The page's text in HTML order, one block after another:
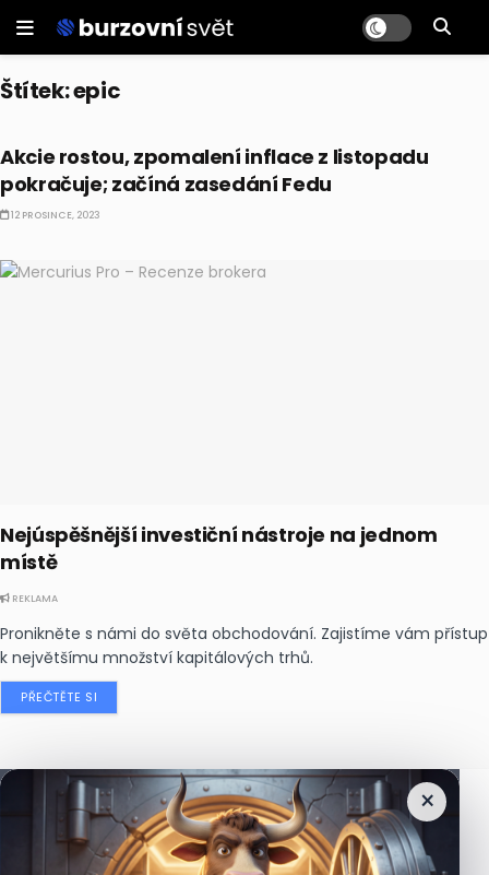
Štítek:epic
Akcie rostou, zpomalení inflace z listopadu
pokračuje; začíná zasedání Fedu
12 PROSINCE, 2023
Nejúspěšnější investiční nástroje na jednom
místě
REKLAMA
Pronikněte s námi do světa obchodování. Zajistíme vám přístup
k největšímu množství kapitálových trhů.
PŘEČTĚTE SI
×
Nejčtenějšízprávy